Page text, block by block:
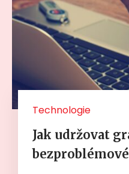
Technologie
Jak udržovat